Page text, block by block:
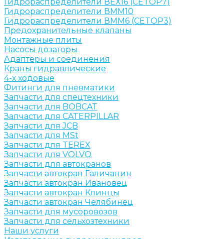
Гидрораспределители ВММ10
Гидрораспределители ВММ6 (CETOP3)
Предохранительные клапаны
Монтажные плиты
Насосы дозаторы
Адаптеры и соединения
Краны гидравлические
4-х ходовые
Фитинги для пневматики
Запчасти для спецтехники
Запчасти для BOBCAT
Запчасти для CATERPILLAR
Запчасти для JCB
Запчасти для MSt
Запчасти для TEREX
Запчасти для VOLVO
Запчасти для автокранов
Запчасти автокран Галичанин
Запчасти автокран Ивановец
Запчасти автокран Клинцы
Запчасти автокран Челябинец
Запчасти для мусоровозов
Запчасти для сельхозтехники
Наши услуги